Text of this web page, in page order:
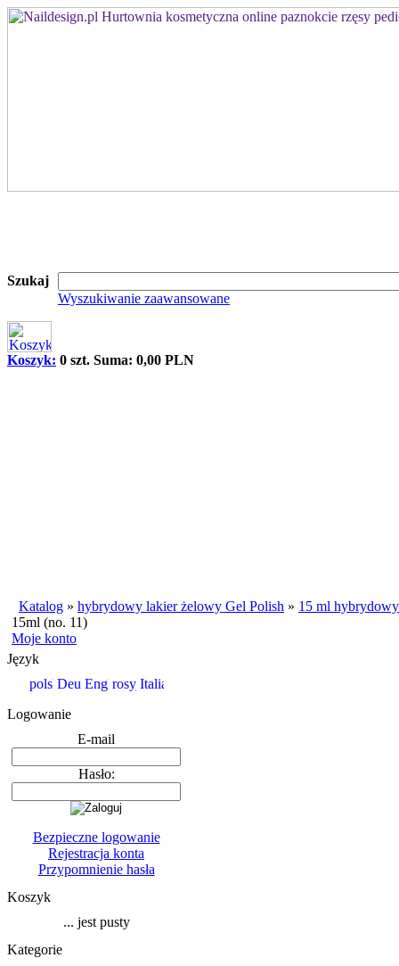
Szukaj
Wyszukiwanie zaawansowane
Koszyk: 0 szt. Suma: 0,00 PLN
Katalog » hybrydowy lakier żelowy Gel Polish » 15 ml
15ml (no. 11)
Moje konto
Język
Logowanie
E-mail
Hasło:
Bezpieczne logowanie
Rejestracja konta
Przypomnienie hasła
Koszyk
... jest pusty
Kategorie